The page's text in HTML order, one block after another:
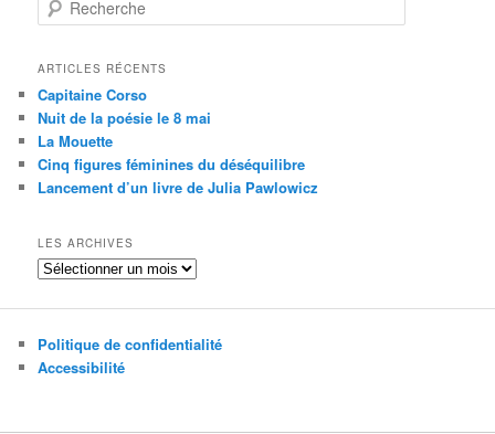
e
h
r
c
h
e
ARTICLES RÉCENTS
Capitaine Corso
Nuit de la poésie le 8 mai
La Mouette
Cinq figures féminines du déséquilibre
Lancement d’un livre de Julia Pawlowicz
LES ARCHIVES
Les
Politique de confidentialité
Accessibilité